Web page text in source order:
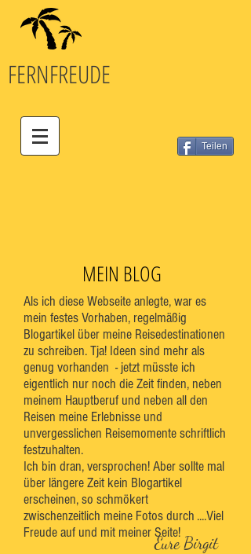
FERNFREUDE
Teilen
MEIN BLOG
Als ich diese Webseite anlegte, war es
mein festes Vorhaben, regelmäßig
Blogartikel über meine Reisedestinationen
zu schreiben. Tja! Ideen sind mehr als
genug vorhanden - jetzt müsste ich
eigentlich nur noch die Zeit finden, neben
meinem Hauptberuf und neben all den
Reisen meine Erlebnisse und
unvergesslichen Reisemomente schriftlich
festzuhalten.
Ich bin dran, versprochen! Aber sollte mal
über längere Zeit kein Blogartikel
erscheinen, so schmökert
zwischenzeitlich meine Fotos durch ....Viel
Freude auf und mit meiner Seite!
Eure Birgit